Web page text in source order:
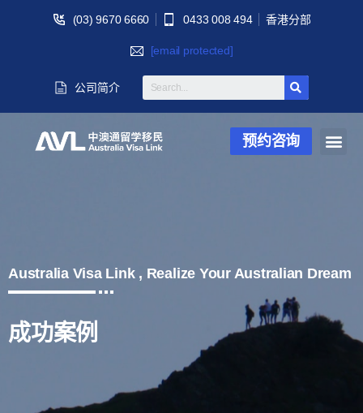
(03) 9670 6660 0433 008 494 香港分部
[email protected]
公司简介
预约咨询
Australia Visa Link , Realize Your Australian Dream
成功案例